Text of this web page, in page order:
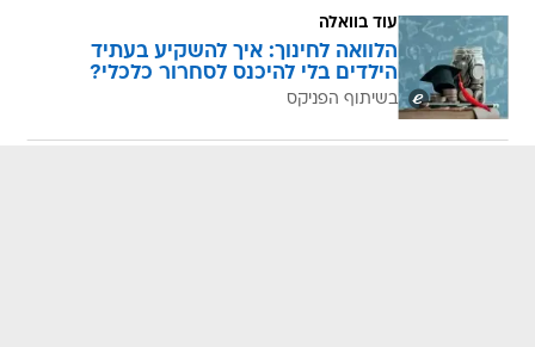
עוד בוואלה
הלוואה לחינוך: איך להשקיע בעתיד
הילדים בלי להיכנס לסחרור כלכלי?
בשיתוף הפניקס